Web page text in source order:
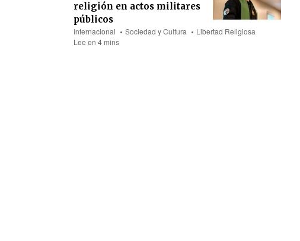
religión en actos militares
públicos
Internacional Sociedad y Cultura
Libertad Religiosa
Lee en 4 mins